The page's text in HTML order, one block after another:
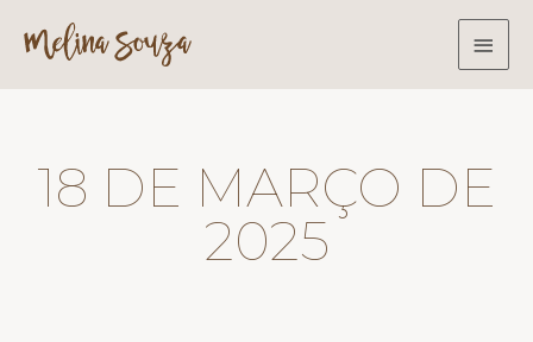
18 DE MARÇO DE
2025